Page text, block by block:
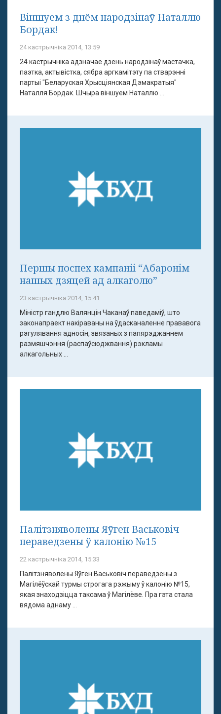
Віншуем з днём народзінаў Наталлю
Бордак!
24 кастрычніка 2014, 13:59
24 кастрычніка адзначае дзень народзінаў мастачка,
паэтка, актывістка, сябра аргкамітэту па стварэнні
партыі "Беларуская Хрысціянская Дэмакратыя"
Наталля Бордак. Шчыра віншуем Наталлю ...
Першы поспех кампаніі “Абаронім
нашых дзяцей ад алкаголю”
23 кастрычніка 2014, 15:41
Міністр гандлю Валянцін Чаканаў паведаміў, што
законапраект накіраваны на ўдасканаленне прававога
рэгулявання адносін, звязаных з папярэджаннем
размяшчэння (распаўсюджвання) рэкламы
алкагольных ...
Палітзняволены Яўген Васьковіч
пераведзены ў калонію №15
22 кастрычніка 2014, 15:33
Палітзняволены Яўген Васьковіч пераведзены з
Магілёўскай турмы строгага рэжыму ў калонію №15,
якая знаходзіцца таксама ў Магілёве. Пра гэта стала
вядома аднаму ...